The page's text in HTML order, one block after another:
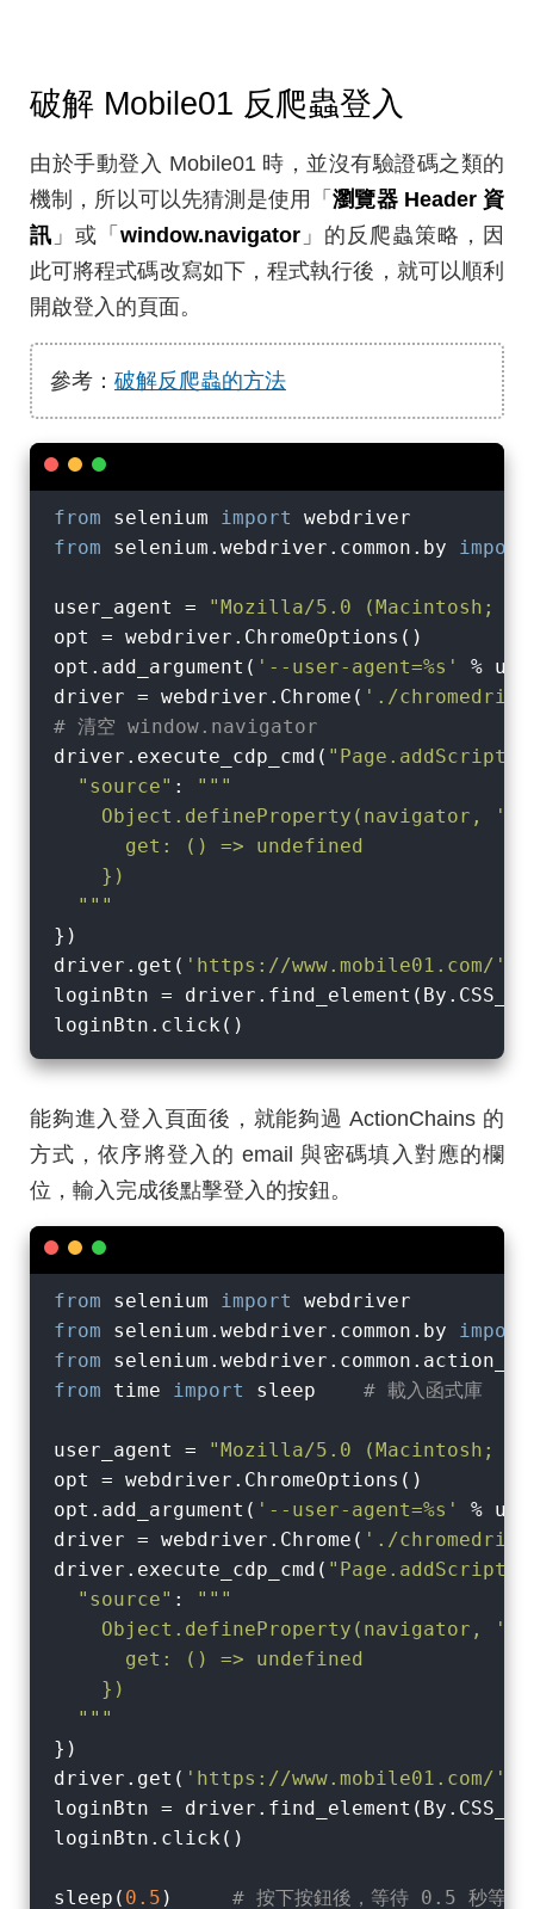
破解 Mobile01 反爬蟲登入
由於手動登入 Mobile01 時，並沒有驗證碼之類的
機制，所以可以先猜測是使用「瀏覽器 Header 資
訊 」或「 window.navigator 」的反爬蟲策略，因
此可將程式碼改寫如下，程式執行後，就可以順利
開啟登入的頁面。
參考： 破解反爬蟲的方法
from selenium import
from selenium.webdriver.common.by import
user_agent =
"Mozilla/5.0 (Macintosh;
opt = webdriver.ChromeOptions()
opt.add_argument( '--user-agent=%s'
%
driver = webdriver.Chrome( './
# 清空 window.navigator
driver.execute_cdp_cmd(
"source" :
"""
Object.defineProperty(navigator,
      get: () => undefined
    })
  """
})
driver.get( 'https://www.mobile01.com/'
loginBtn =
能夠進入登入頁面後，就能夠過 ActionChains 的
方式，依序將登入的 email 與密碼填入對應的欄
位，輸入完成後點擊登入的按鈕。
from selenium import
from selenium.webdriver.common.by import
from
from time import sleep # 載入函式庫
user_agent =
"Mozilla/5.0 (Macintosh;
opt = webdriver.ChromeOptions()
opt.add_argument( '--user-agent=%s'
%
driver = webdriver.Chrome( './
driver.execute_cdp_cmd(
"source" :
"""
Object.defineProperty(navigator,
      get: () => undefined
    })
  """
})
driver.get( 'https://www.mobile01.com/'
loginBtn =
loginBtn.click()
sleep( 0.5 ) # 按下按鈕後，等待 0.5 秒等待